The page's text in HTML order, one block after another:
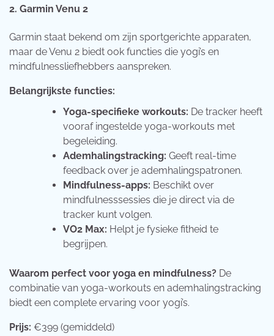
2. Garmin Venu 2
Garmin staat bekend om zijn sportgerichte apparaten,
maar de Venu 2 biedt ook functies die yogi’s en
mindfulnessliefhebbers aanspreken.
Belangrijkste functies:
Yoga-specifieke workouts: De tracker heeft
vooraf ingestelde yoga-workouts met
begeleiding.
Ademhalingstracking: Geeft real-time
feedback over je ademhalingspatronen.
Mindfulness-apps: Beschikt over
mindfulnesssessies die je direct via de
tracker kunt volgen.
VO2 Max: Helpt je fysieke fitheid te
begrijpen.
Waarom perfect voor yoga en mindfulness? De
combinatie van yoga-workouts en ademhalingstracking
biedt een complete ervaring voor yogi’s.
Prijs: €399 (gemiddeld)